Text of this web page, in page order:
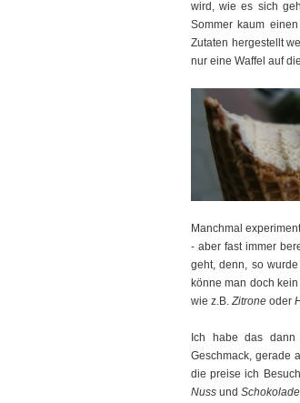
wird, wie es sich
Sommer kaum
Zutaten hergestellt
nur eine Waffel auf
Manchmal
- aber fast immer
geht, denn, so
könne man doch
wie z.B.Zitrone oder
Ich habe das dann
Geschmack, gerade
die preise ich
Nuss undSchokolade